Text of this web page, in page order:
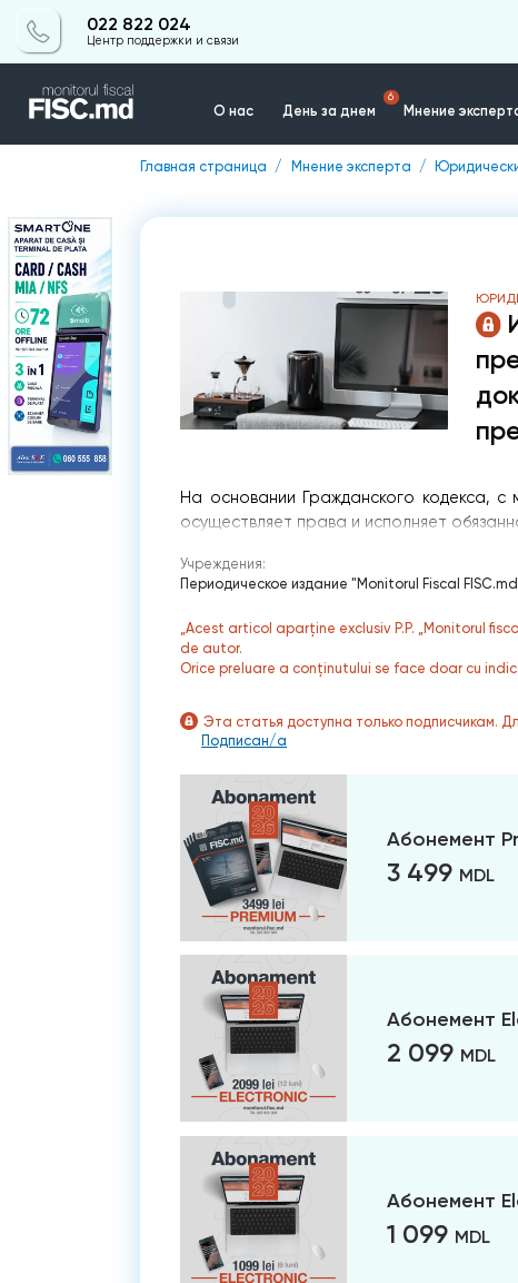
022 822 024
Центр поддержки и связи
О нас День за днем
6
Мнение
Главная страница Мнение эксперта
На основании Гражданского кодекса,
осуществляет права и исполняет
Учреждения:
Периодическое издание "Monitorul Fiscal
„Acest articol aparține exclusiv P.P. „Monitorul
de autor.
Orice preluare a conținutului se face doar cu
Эта статья доступна только подписчикам.
Подписан/а
Абонемент
3 499 MDL
Абонемент
2 099 MDL
Абонемент
1 099 MDL